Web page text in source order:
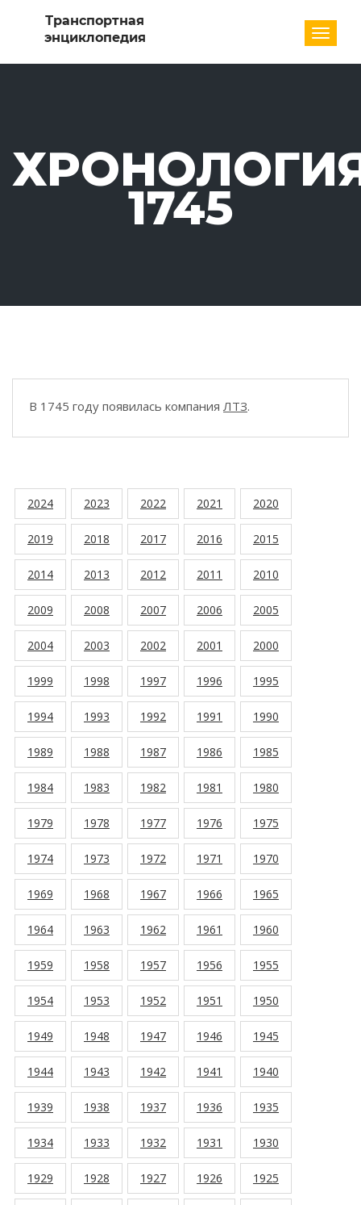
1745
В 1745 году появилась компания ЛТЗ.
2024 2023 2022 2021 2020
2019 2018 2017 2016 2015
2014 2013 2012 2011 2010
2009 2008 2007 2006 2005
2004 2003 2002 2001 2000
1999 1998 1997 1996 1995
1994 1993 1992 1991 1990
1989 1988 1987 1986 1985
1984 1983 1982 1981 1980
1979 1978 1977 1976 1975
1974 1973 1972 1971 1970
1969 1968 1967 1966 1965
1964 1963 1962 1961 1960
1959 1958 1957 1956 1955
1954 1953 1952 1951 1950
1949 1948 1947 1946 1945
1944 1943 1942 1941 1940
1939 1938 1937 1936 1935
1934 1933 1932 1931 1930
1929 1928 1927 1926 1925